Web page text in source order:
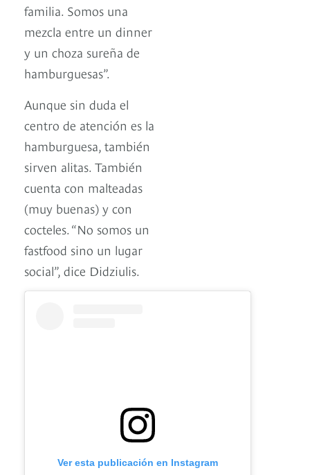
familia. Somos una
mezcla entre un dinner
y un choza sureña de
hamburguesas”.
Aunque sin duda el
centro de atención es la
hamburguesa, también
sirven alitas. También
cuenta con malteadas
(muy buenas) y con
cocteles. “No somos un
fastfood sino un lugar
social”, dice Didziulis.
Ver esta publicación en Instagram